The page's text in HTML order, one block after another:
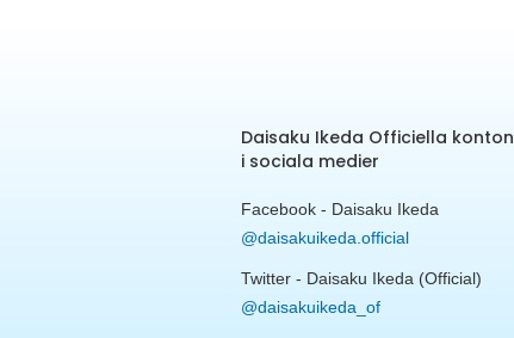
Daisaku Ikeda Officiella konton
i sociala medier
Facebook - Daisaku Ikeda
@daisakuikeda.official
Twitter - Daisaku Ikeda (Official)
@daisakuikeda_of